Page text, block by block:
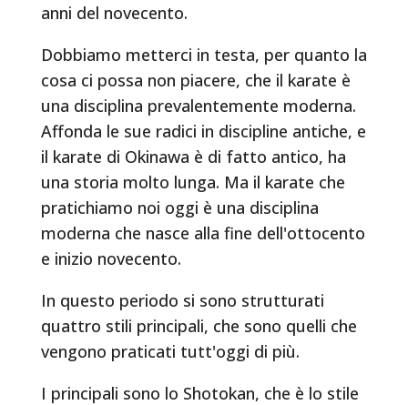
anni del novecento.
Dobbiamo metterci in testa, per quanto la
cosa ci possa non piacere, che il karate è
una disciplina prevalentemente moderna.
Affonda le sue radici in discipline antiche, e
il karate di Okinawa è di fatto antico, ha
una storia molto lunga. Ma il karate che
pratichiamo noi oggi è una disciplina
moderna che nasce alla fine dell'ottocento
e inizio novecento.
In questo periodo si sono strutturati
quattro stili principali, che sono quelli che
vengono praticati tutt'oggi di più.
I principali sono lo Shotokan, che è lo stile